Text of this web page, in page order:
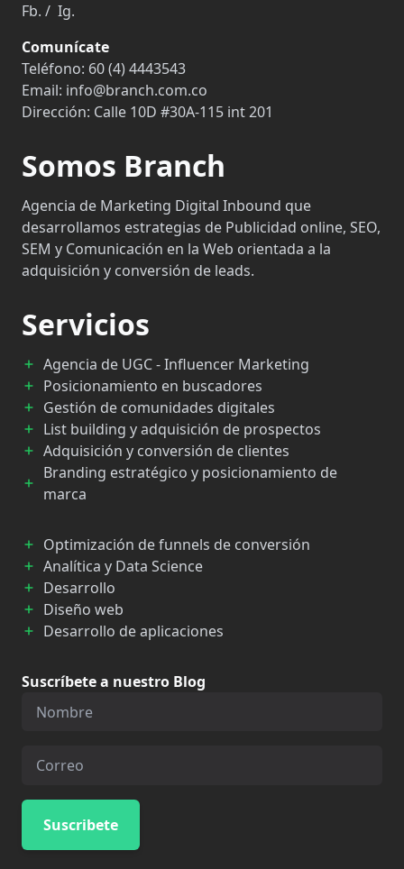
Fb. / Ig.
Comunícate
Teléfono: 60 (4) 4443543
Email: info@branch.com.co
Dirección: Calle 10D #30A-115 int 201
Somos Branch
Agencia de Marketing Digital Inbound que
desarrollamos estrategias de Publicidad online, SEO,
SEM y Comunicación en la Web orientada a la
adquisición y conversión de leads.
Servicios
Agencia de UGC - Influencer Marketing
Posicionamiento en buscadores
Gestión de comunidades digitales
List building y adquisición de prospectos
Adquisición y conversión de clientes
Branding estratégico y posicionamiento de
marca
Optimización de funnels de conversión
Analítica y Data Science
Desarrollo
Diseño web
Desarrollo de aplicaciones
Suscríbete a nuestro Blog